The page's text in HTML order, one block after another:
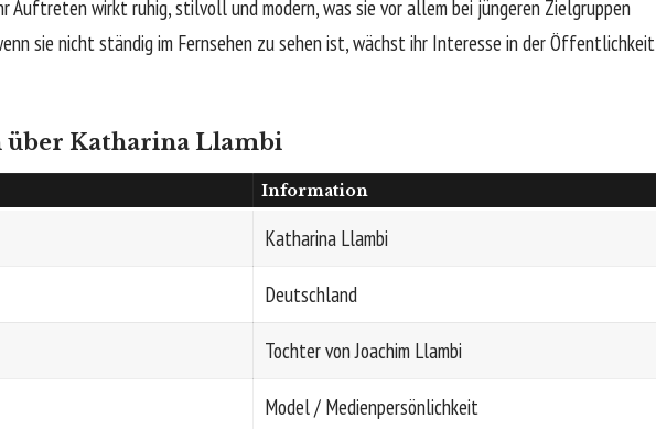
Auftreten wirkt ruhig, stilvoll und modern, was sie vor allem bei jüngeren Zielgruppen
sie nicht ständig im Fernsehen zu sehen ist, wächst ihr Interesse in der Öffentlichkeit
über Katharina Llambi
Information
Katharina Llambi
Deutschland
Tochter von Joachim Llambi
Model / Medienpersönlichkeit